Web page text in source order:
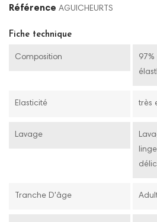
Référence AGUICHEURTS
Fiche technique
Composition
Elasticité très
Lavage
Tranche D'âge